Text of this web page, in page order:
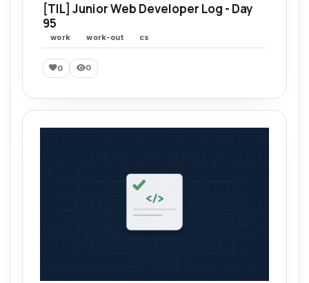
[TIL] Junior Web Developer Log - Day
95
work work-out cs
0 0